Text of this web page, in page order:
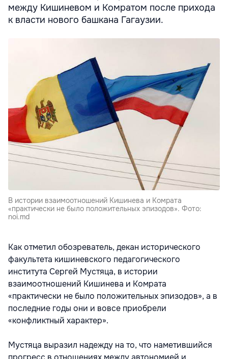
между Кишиневом и Комратом после прихода
к власти нового башкана Гагаузии.
В истории взаимоотношений Кишинева и Комрата
«практически не было положительных эпизодов». Фото:
noi.md
Как отметил обозреватель, декан исторического
факультета кишиневского педагогического
института Сергей Мустяца, в истории
взаимоотношений Кишинева и Комрата
«практически не было положительных эпизодов», а в
последние годы они и вовсе приобрели
«конфликтный характер».
Мустяца выразил надежду на то, что наметившийся